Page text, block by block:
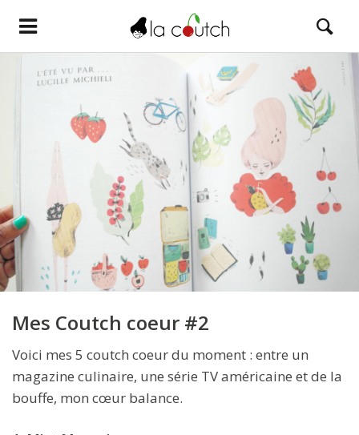
Mes Coutch coeur #2
Voici mes 5 coutch coeur du moment : entre un
magazine culinaire, une série TV américaine et de la
bouffe, mon cœur balance.